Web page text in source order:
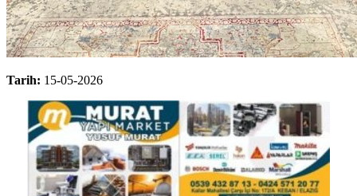
Tarih: 15-05-2026